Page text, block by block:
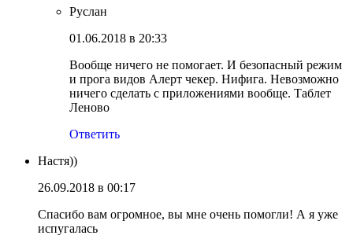
Руслан
01.06.2018 в 20:33
Вообще ничего не помогает. И безопасный режим
и прога видов Алерт чекер. Нифига. Невозможно
ничего сделать с приложениями вообще. Таблет
Леново
Ответить
Настя))
26.09.2018 в 00:17
Спасибо вам огромное, вы мне очень помогли! А я уже
испугалась